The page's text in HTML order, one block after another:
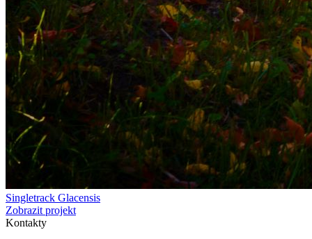
Singletrack Glacensis
Zobrazit projekt
Kontakty